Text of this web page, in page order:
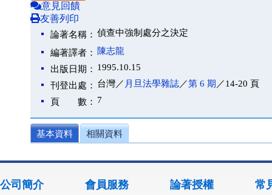
意見回饋
友善列印
論著名稱： 偵查中強制處分之決定
編著譯者：
陳志龍
出版日期： 1995.10.15
刊登出處： 台灣／ 月旦法學雜誌／第 6 期 ／14-20 頁
頁 數： 7
基本資料 相關資料
公司簡介 會員服務 論著授權 常